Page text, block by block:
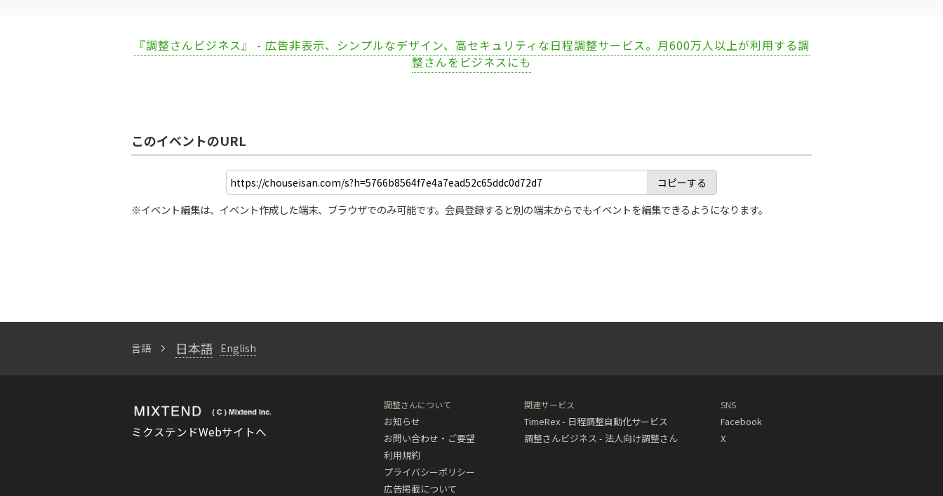
『調整さんビジネス』 - 広告非表示、シンプルなデザイン、高セキュリティな日程調整サービス。月600万人以上が利用する調
整さんをビジネスにも
このイベントのURL
コピーする
※イベント編集は、イベント作成した端末、ブラウザでのみ可能です。会員登録すると別の端末からでもイベントを編集できるようになります。
言語 日本語 English
ミクステンドWebサイトへ
調整さんについて
お知らせ
お問い合わせ・ご要望
利用規約
プライバシーポリシー
広告掲載について
関連サービス
TimeRex - 日程調整自動化サービス
調整さんビジネス - 法人向け調整さん
SNS
Facebook
X